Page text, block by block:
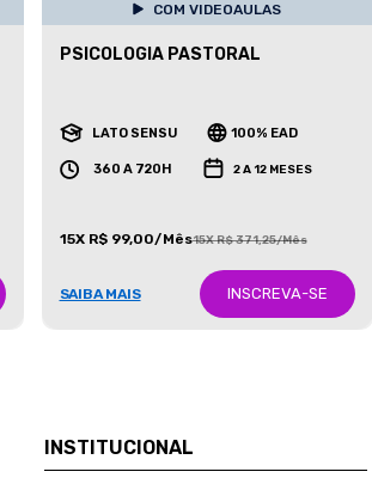
COM VIDEOAULAS
PSICOLOGIA PASTORAL
LATO SENSU 100% EAD
360 A 720H 2 A 12 MESES
15X R$ 99,00/Mês15X R$ 371,25/Mês
SAIBA MAIS INSCREVA-SE
INSTITUCIONAL